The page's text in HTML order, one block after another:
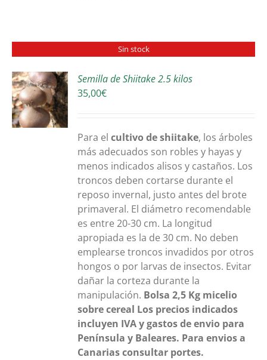
Sin stock
Semilla de Shiitake 2.5 kilos
35,00€
Para elcultivo de shiitake, los árboles
más adecuados son robles y hayas y
menos indicados alisos y castaños. Los
troncos deben cortarse durante el
reposo invernal, justo antes del brote
primaveral. El diámetro recomendable
es entre 20-30 cm. La longitud
apropiada es la de 30 cm. No deben
emplearse troncos invadidos por otros
hongos o por larvas de insectos. Evitar
dañar la corteza durante la
manipulación. Bolsa 2,5 Kg micelio
sobre cereal Los precios indicados
incluyen IVA y gastos de envio para
Península y Baleares. Para envios a
Canarias consultar portes.